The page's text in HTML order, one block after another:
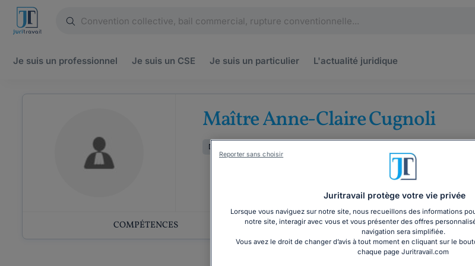
Je suis un professionnel Je suis un CSE Je suis un particulier L'actualité juridique
Maître Anne-Claire Cugnoli
Droit de la famille
COMPÉTENCES COORDONNÉES
Juritravail protège votre vie privée
Lorsque vous naviguez sur notre site, nous recueillons des informations
notre site, interagir avec vous et vous présenter des offres
navigation sera simplifiée.
Vous avez le droit de changer d’avis à tout moment en cliquant sur le
chaque page Juritravail.com
Reporter sans choisir